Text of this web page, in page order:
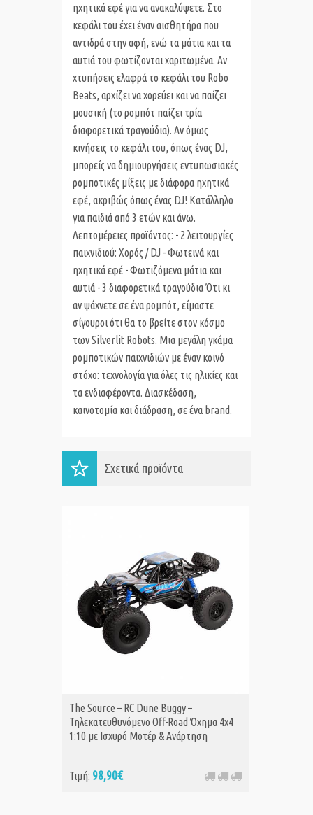
ηχητικά εφέ για να ανακαλύψετε. Στο
κεφάλι του έχει έναν αισθητήρα που
αντιδρά στην αφή, ενώ τα μάτια και τα
αυτιά του φωτίζονται χαριτωμένα. Αν
χτυπήσεις ελαφρά το κεφάλι του Robo
Beats, αρχίζει να χορεύει και να παίζει
μουσική (το ρομπότ παίζει τρία
διαφορετικά τραγούδια). Αν όμως
κινήσεις το κεφάλι του, όπως ένας DJ,
μπορείς να δημιουργήσεις εντυπωσιακές
ρομποτικές μίξεις με διάφορα ηχητικά
εφέ, ακριβώς όπως ένας DJ! Κατάλληλο
για παιδιά από 3 ετών και άνω.
Λεπτομέρειες προϊόντος: - 2 λειτουργίες
παιχνιδιού: Χορός / DJ - Φωτεινά και
ηχητικά εφέ - Φωτιζόμενα μάτια και
αυτιά - 3 διαφορετικά τραγούδια Ότι κι
αν ψάχνετε σε ένα ρομπότ, είμαστε
σίγουροι ότι θα το βρείτε στον κόσμο
των Silverlit Robots. Μια μεγάλη γκάμα
ρομποτικών παιχνιδιών με έναν κοινό
στόχο: τεχνολογία για όλες τις ηλικίες και
τα ενδιαφέροντα. Διασκέδαση,
καινοτομία και διάδραση, σε ένα brand.
Σχετικά προϊόντα
The Source – RC Dune Buggy –
Τηλεκατευθυνόμενο Off-Road Όχημα 4x4
1:10 με Ισχυρό Μοτέρ & Ανάρτηση
Τιμή: 98,90€